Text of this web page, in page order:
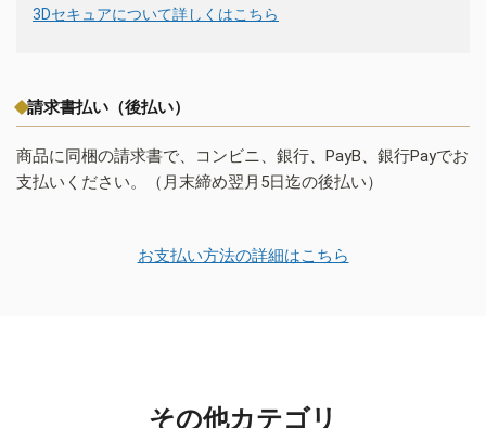
3Dセキュアについて詳しくはこちら
請求書払い（後払い）
商品に同梱の請求書で、コンビニ、銀行、PayB、銀行Payでお
支払いください。（月末締め翌月5日迄の後払い）
お支払い方法の詳細はこちら
その他カテゴリ